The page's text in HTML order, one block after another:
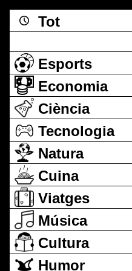
Tot
Esports
Economia
Ciència
Tecnologia
Natura
Cuina
Viatges
Música
Cultura
Humor